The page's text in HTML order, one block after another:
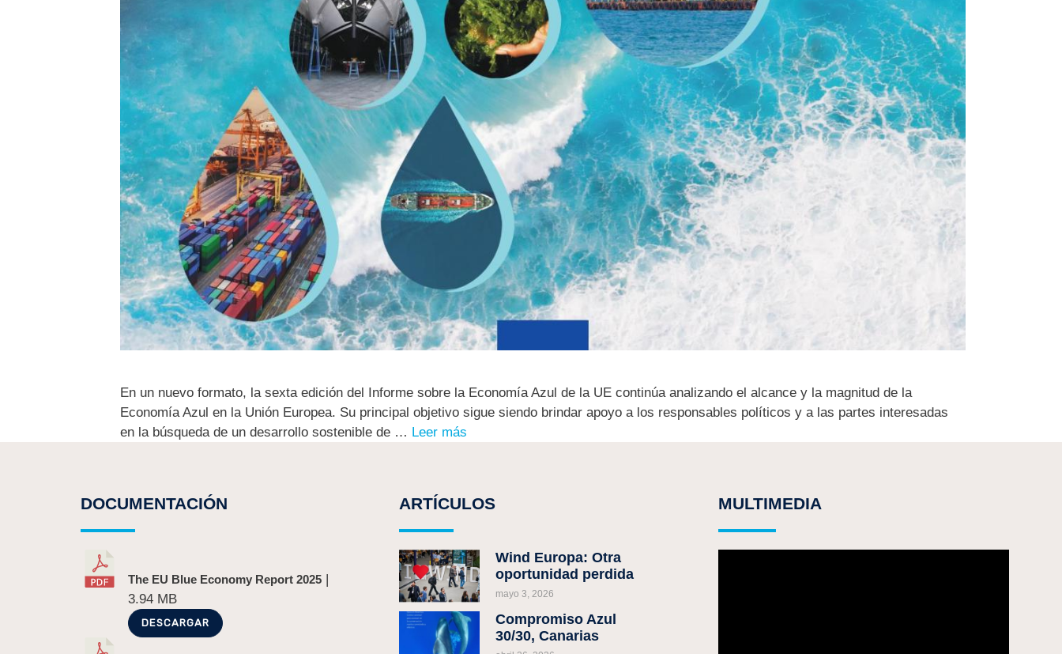
En un nuevo formato, la sexta edición del Informe sobre la Economía Azul de la UE continúa analizando el alcance y la magnitud de la
Economía Azul en la Unión Europea. Su principal objetivo sigue siendo brindar apoyo a los responsables políticos y a las partes interesadas
en la búsqueda de un desarrollo sostenible de … Leer más
DOCUMENTACIÓN
The EU Blue Economy Report 2025 |
3.94 MB
DESCARGAR
ARTÍCULOS
Wind Europa: Otra
oportunidad perdida
mayo 3, 2026
Compromiso Azul
30/30, Canarias
MULTIMEDIA